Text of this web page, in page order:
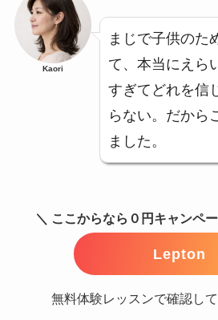
Kaori
まじで子供のた
て、本当にえら
すぎてどれを信
らない。だから
ました。
＼ ここからなら０円キャンペ
Lepton
無料体験レッスンで確認して